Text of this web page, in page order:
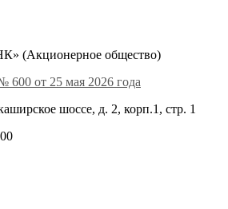
(Акционерное общество)
600 от 25 мая 2026 года
шоссе, д. 2, корп.1, стр. 1